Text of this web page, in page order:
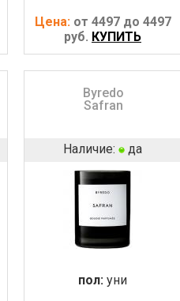
Цена: от 4497 до 4497
руб. КУПИТЬ
Byredo
Safran
Наличие: да
пол: уни